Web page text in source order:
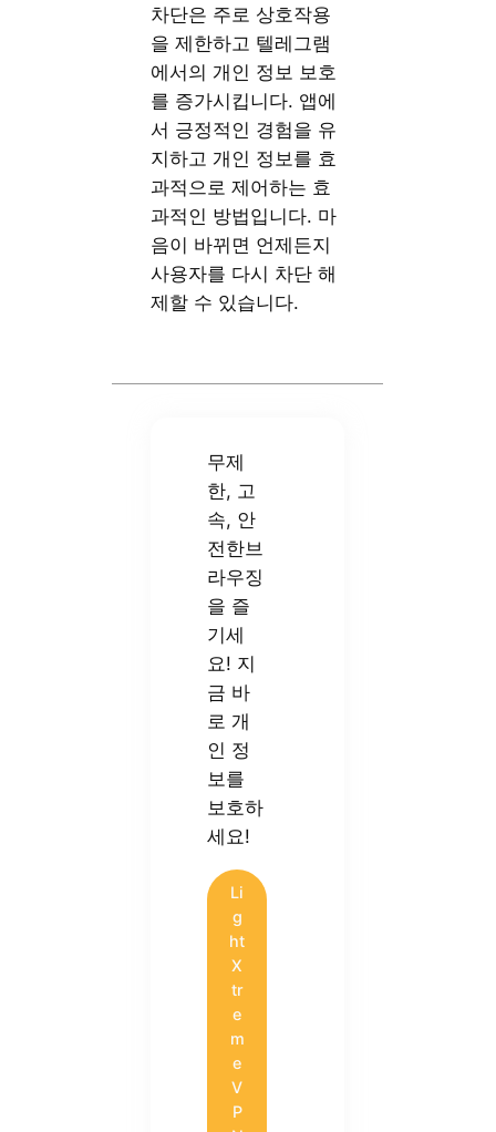
차단은 주로 상호작용
을 제한하고 텔레그램
에서의 개인 정보 보호
를 증가시킵니다. 앱에
서 긍정적인 경험을 유
지하고 개인 정보를 효
과적으로 제어하는 효
과적인 방법입니다. 마
음이 바뀌면 언제든지
사용자를 다시 차단 해
제할 수 있습니다.
무제
한, 고
속, 안
전한브
라우징
을 즐
기세
요! 지
금 바
로 개
인 정
보를
보호하
세요!
Li
g
ht
X
tr
e
m
e
V
P